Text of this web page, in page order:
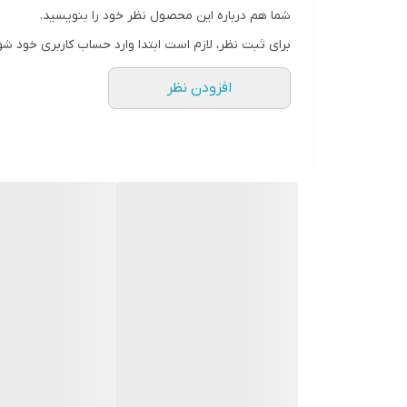
میزان فیلتراسیون مواد و رسوب
وزن
شما هم درباره این محصول نظر خود را بنویسید.
برای ثبت نظر، لازم است ابتدا وارد حساب کاربری خود
افزودن نظر